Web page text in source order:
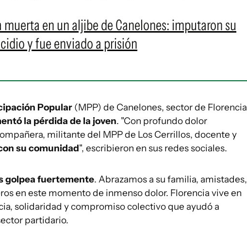
en un aljibe de Canelones: imputaron su
y fue enviado a prisión
Popular (MPP) de Canelones, sector de Florencia
la pérdida de la joven. "Con profundo dolor
militante del MPP de Los Cerrillos, docente y
su comunidad", escribieron en sus redes sociales.
golpea fuertemente. Abrazamos a su familia, amistades,
en este momento de inmenso dolor. Florencia vive en
solidaridad y compromiso colectivo que ayudó a
partidario.